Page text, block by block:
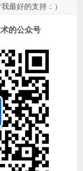
最好的支持：）
的公众号